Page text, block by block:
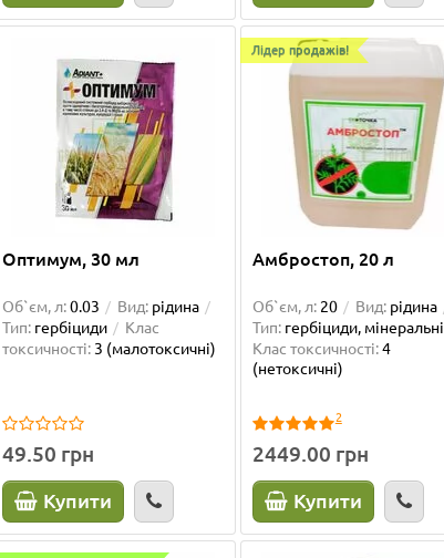
Оптимум, 30 мл
Об`єм, л:0.03 Вид: рідина
Тип: гербіциди
Клас
токсичності: 3 (малотоксичні)
49.50 грн
Купити
Лідер продажів!
Амбростоп, 20 л
Об`єм, л: 20 Вид: рідина
Тип: гербіциди, мінеральні
Клас токсичності:4
(нетоксичні)
2
2449.00 грн
Купити